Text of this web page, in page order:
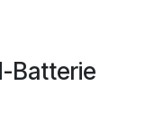
Batterie